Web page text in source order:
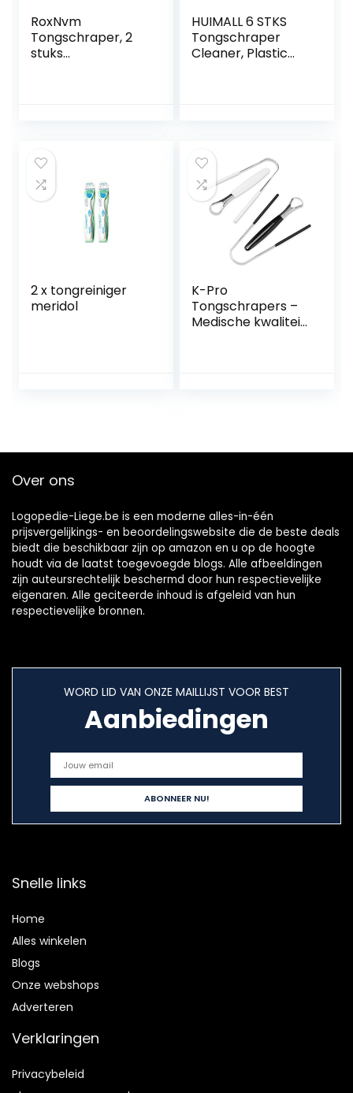
RoxNvm
Tongschraper, 2
stuks
het effectief
verwijderen van
tongaanligging en
voor het opfrissen
van je adem
HUIMALL 6 STKS
Tongschraper
Cleaner, Plastic
Tandheelkundige
Gereedschap voor
Kinderen
Volwassenen
Houden Vers
2 x tongreiniger
meridol
K-Pro
Tongschrapers –
Medische kwaliteit
Over ons
Logopedie-Liege.be is een moderne alles-in-één
prijsvergelijkings- en beoordelingswebsite die de beste deals
biedt die beschikbaar zijn op amazon en u op de hoogte
houdt via de laatst toegevoegde blogs. Alle afbeeldingen
zijn auteursrechtelijk beschermd door hun respectievelijke
eigenaren. Alle geciteerde inhoud is afgeleid van hun
respectievelijke bronnen.
WORD LID VAN ONZE MAILLIJST VOOR BEST
Aanbiedingen
Snelle links
Home
Alles winkelen
Blogs
Onze webshops
Adverteren
Verklaringen
Privacybeleid